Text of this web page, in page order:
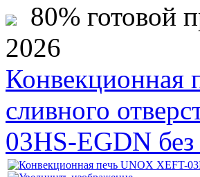
80% готовой
2026
Конвекционная
сливного
03HS-EGDN без